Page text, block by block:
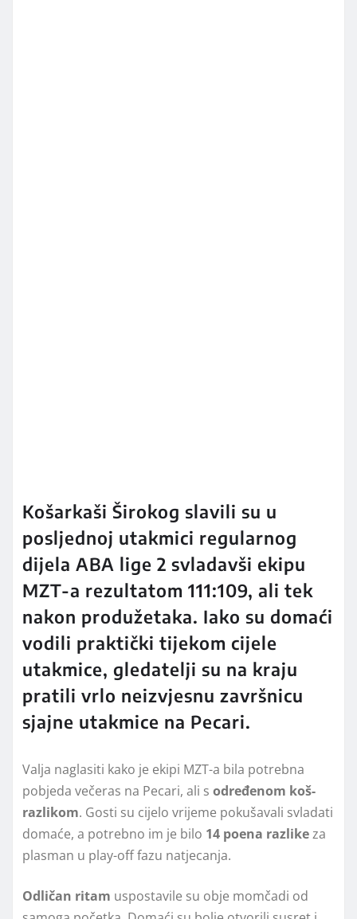
Košarkaši Širokog slavili su u
posljednoj utakmici regularnog
dijela ABA lige 2 svladavši ekipu
MZT-a rezultatom 111:109, ali tek
nakon produžetaka. Iako su domaći
vodili praktički tijekom cijele
utakmice, gledatelji su na kraju
pratili vrlo neizvjesnu završnicu
sjajne utakmice na Pecari.
Valja naglasiti kako je ekipi MZT-a bila potrebna
pobjeda večeras na Pecari, ali s određenom koš-
razlikom. Gosti su cijelo vrijeme pokušavali svladati
domaće, a potrebno im je bilo 14 poena razlikeza
plasman u play-off fazu natjecanja.
Odličan ritam uspostavile su obje momčadi od